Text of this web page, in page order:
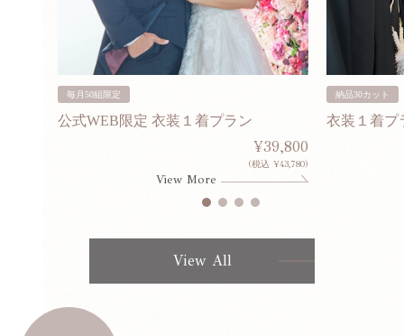
毎月50組限定
公式WEB限定 衣装１着プラン
¥39,800
(税込 ¥43,780)
View More
納品30カット
衣装１着プ
View All